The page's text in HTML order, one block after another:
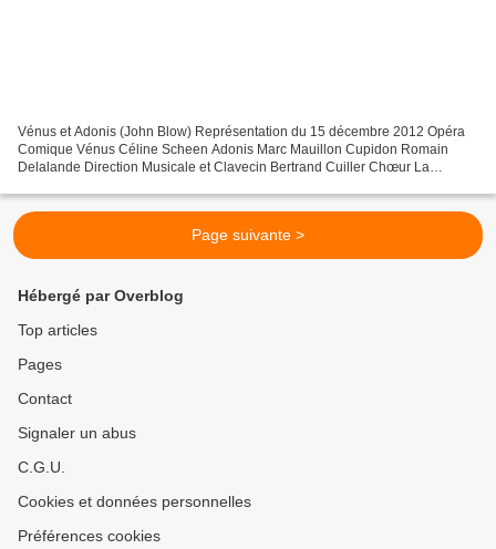
Vénus et Adonis (John Blow) Représentation du 15 décembre 2012 Opéra
Comique Vénus Céline Scheen Adonis Marc Mauillon Cupidon Romain
Delalande Direction Musicale et Clavecin Bertrand Cuiller Chœur La
Page suivante >
Hébergé par Overblog
Top articles
Pages
Contact
Signaler un abus
C.G.U.
Cookies et données personnelles
Préférences cookies